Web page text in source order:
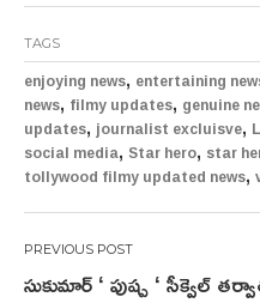
TAGS
enjoying news, entertaining
news, filmy updates, genuine
updates, journalist excluisve,
social media, Star hero, star
tollywood filmy updated news,
Post
సుకుమార్ ‘ పుష్ప ‘ సీక్వెల్